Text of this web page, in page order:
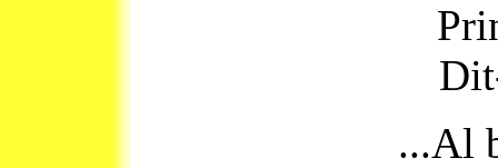
...Al